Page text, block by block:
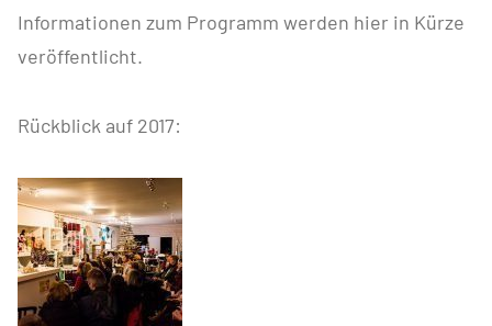
Informationen zum Programm werden hier in Kürze
veröffentlicht.
Rückblick auf 2017: